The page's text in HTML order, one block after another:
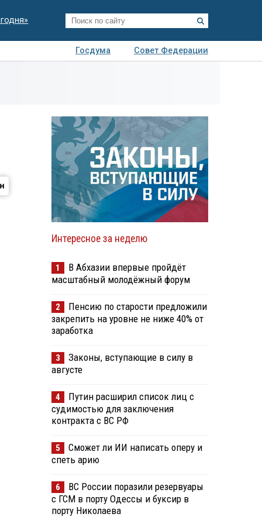
Госдума
Совет Федерации
Интересное за неделю
1
В Абхазии впервые пройдёт
масштабный молодёжный форум
2
Пенсию по старости предложили
закрепить на уровне не ниже 40% от
заработка
3
Законы, вступающие в силу в
августе
4
Путин расширил список лиц с
судимостью для заключения
контракта с ВС РФ
5
Сможет ли ИИ написать оперу и
спеть арию
6
ВС России поразили резервуары
с ГСМ в порту Одессы и буксир в
порту Николаева